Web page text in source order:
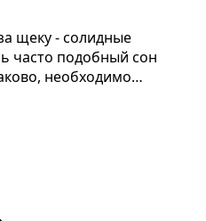
щеку - солидные
часто подобный сон
необходимо